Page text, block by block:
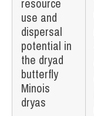
use and
dispersal
potential in
the dryad
butterfly
Minois
dryas